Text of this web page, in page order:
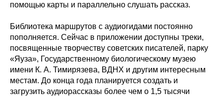
помощью карты и параллельно слушать рассказ.
Библиотека маршрутов с аудиогидами постоянно
пополняется. Сейчас в приложении доступны треки,
посвященные творчеству советских писателей, парку
«Яуза», Государственному биологическому музею
имени К. А. Тимирязева, ВДНХ и другим интересным
местам. До конца года планируется создать и
загрузить аудиорассказы более чем о 1,5 тысячи